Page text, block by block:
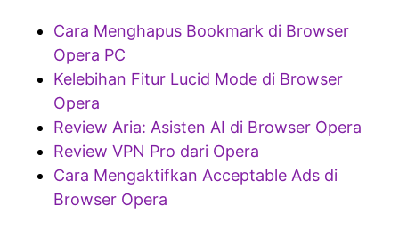
Cara Menghapus Bookmark di Browser
Opera PC
Kelebihan Fitur Lucid Mode di Browser
Opera
Review Aria: Asisten AI di Browser Opera
Review VPN Pro dari Opera
Cara Mengaktifkan Acceptable Ads di
Browser Opera